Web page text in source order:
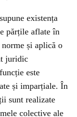
existența
părțile aflate în
și aplică o
juridic
este
și imparțiale. În
sunt realizate
colective ale